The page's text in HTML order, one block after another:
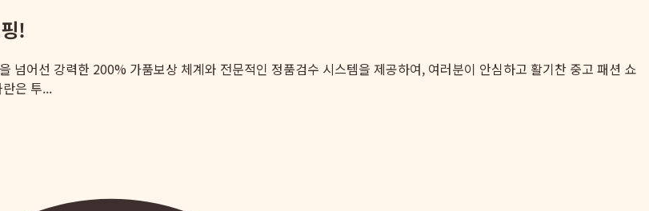
!
넘어선 강력한 200% 가품보상 체계와 전문적인 정품검수 시스템을 제공하여, 여러분이 안심하고 활기찬 중고 패션 쇼
은 투...